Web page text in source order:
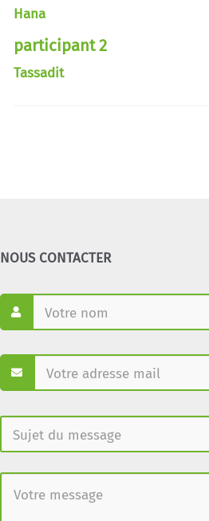
Hana
participant 2
Tassadit
NOUS CONTACTER